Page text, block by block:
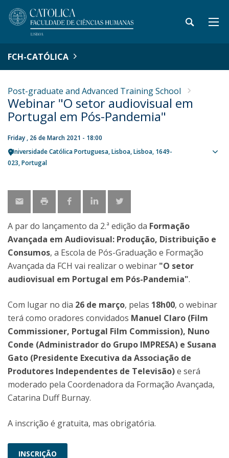
FCH-CATÓLICA
Post-graduate and Advanced Training School
Webinar "O setor audiovisual em
Portugal em Pós-Pandemia"
Friday , 26 de March 2021 - 18:00
Universidade Católica Portuguesa Lisboa Lisboa 1649-
023 Portugal
A par do lançamento da 2.ª edição da Formação
Avançada em Audiovisual: Produção, Distribuição e
Consumos, a Escola de Pós-Graduação e Formação
Avançada da FCH vai realizar o webinar "O setor
audiovisual em Portugal em Pós-Pandemia".
Com lugar no dia 26 de março, pelas 18h00, o webinar
terá como oradores convidados Manuel Claro (Film
Commissioner, Portugal Film Commission), Nuno
Conde (Administrador do Grupo IMPRESA) e Susana
Gato (Presidente Executiva da Associação de
Produtores Independentes de Televisão)e será
moderado pela Coordenadora da Formação Avançada,
Catarina Duff Burnay.
A inscrição é gratuita, mas obrigatória.
INSCRIÇÃO